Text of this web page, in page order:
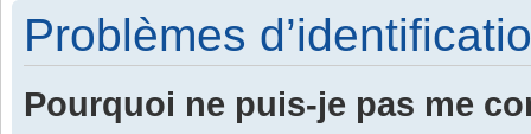
Problèmes
Pourquoi ne puis-je pas me